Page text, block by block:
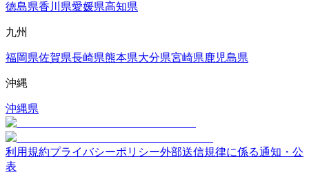
徳島県香川県愛媛県高知県
九州
福岡県佐賀県長崎県熊本県大分県宮崎県鹿児島県
沖縄
沖縄県
利用規約プライバシーポリシー外部送信規律に係る通知・公
表